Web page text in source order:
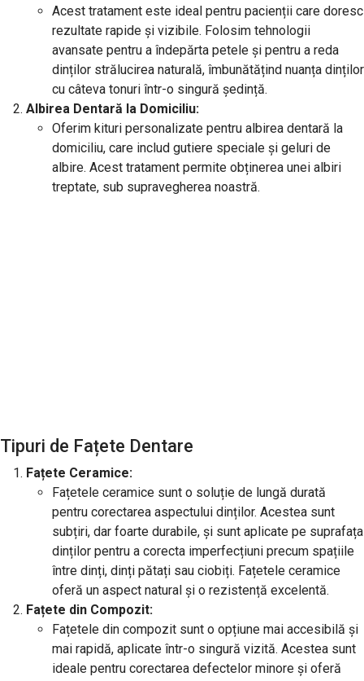
Acest tratament este ideal pentru pacienții care doresc
rezultate rapide și vizibile. Folosim tehnologii
avansate pentru a îndepărta petele și pentru a reda
dinților strălucirea naturală, îmbunătățind nuanța dinților
cu câteva tonuri într-o singură ședință.
Albirea Dentară la Domiciliu:
Oferim kituri personalizate pentru albirea dentară la
domiciliu, care includ gutiere speciale și geluri de
albire. Acest tratament permite obținerea unei albiri
treptate, sub supravegherea noastră.
Tipuri de Fațete Dentare
Fațete Ceramice:
Fațetele ceramice sunt o soluție de lungă durată
pentru corectarea aspectului dinților. Acestea sunt
subțiri, dar foarte durabile, și sunt aplicate pe suprafața
dinților pentru a corecta imperfecțiuni precum spațiile
între dinți, dinți pătați sau ciobiți. Fațetele ceramice
oferă un aspect natural și o rezistență excelentă.
Fațete din Compozit:
Fațetele din compozit sunt o opțiune mai accesibilă și
mai rapidă, aplicate într-o singură vizită. Acestea sunt
ideale pentru corectarea defectelor minore și oferă